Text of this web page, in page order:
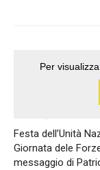
Per
Festa dell’Unità
Giornata dele
messaggio di